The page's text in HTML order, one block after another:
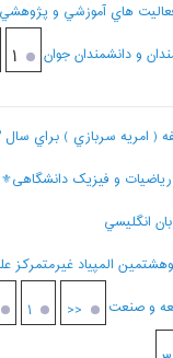
فعاليت هاي آموزشي و
و دانشمندان جوان
۱
امريه سربازي ) براي سال ۱۴۰۲
و فیزیک دانشگاهی⚜
انگليسي
المپياد غيرمتمركز
و صنعت
<< ۱